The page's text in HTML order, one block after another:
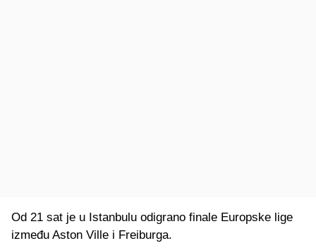
Od 21 sat je u Istanbulu odigrano finale Europske lige
između Aston Ville i Freiburga.